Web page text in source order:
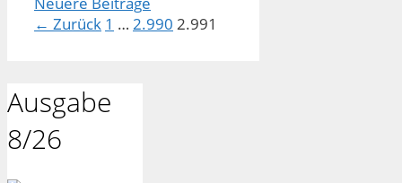
← Zurück Seite
1 … Seite
2.990 Seite
2.991
Ausgabe
8/26